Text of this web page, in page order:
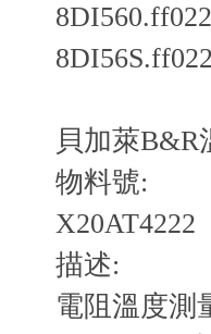
貝加萊B&R
物料號:
X20AT4222
描述:
電阻溫度測